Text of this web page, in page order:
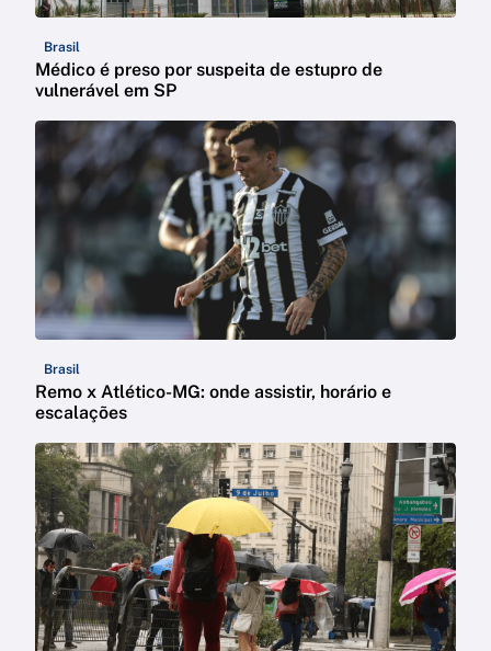
Brasil
Médico é preso por suspeita de estupro de
vulnerável em SP
Brasil
Remo x Atlético-MG: onde assistir, horário e
escalações